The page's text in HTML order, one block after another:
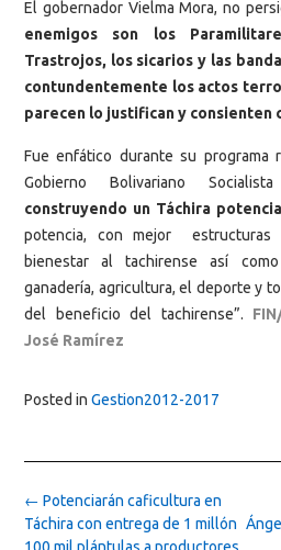
El gobernador Vielma Mora, no
enemigos son los
Trastrojos, los sicarios y las
contundentemente los actos
parecen lo justifican y consienten
Fue enfático durante su programa
Gobierno Bolivariano Socialista
construyendo un Táchira
potencia, con mejor estructuras
bienestar al tachirense así
ganadería, agricultura, el deporte y
del beneficio del tachirense”.
José Ramírez
Posted in Gestion2012-2017
Post
navigation
← Potenciarán caficultura en
Táchira con entrega de 1 millón